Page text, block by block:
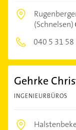
(Schnelsen)
040 5 31 58
Gehrke
INGENIEURBÜROS